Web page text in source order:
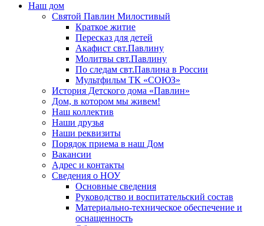
Наш дом
Святой Павлин Милостивый
Краткое житие
Пересказ для детей
Акафист свт.Павлину
Молитвы свт.Павлину
По следам свт.Павлина в России
Мультфильм ТК «СОЮЗ»
История Детского дома «Павлин»
Дом, в котором мы живем!
Наш коллектив
Наши друзья
Наши реквизиты
Порядок приема в наш Дом
Вакансии
Адрес и контакты
Сведения о НОУ
Основные сведения
Руководство и воспитательский состав
Материально-техническое обеспечение и
оснащенность